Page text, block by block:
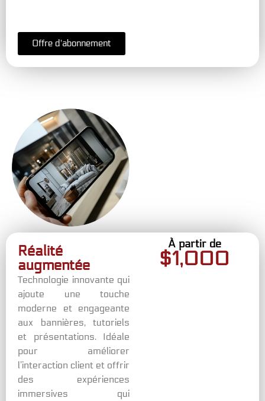
Offre d'abonnement
Réalité
augmentée
Technologie innovante qui
ajoute une touche
moderne et engageante
aux bannières, tutoriels
et présentations. Idéale
pour améliorer
l’interaction client et offrir
des expériences
immersives qui
À partir de
$1,000